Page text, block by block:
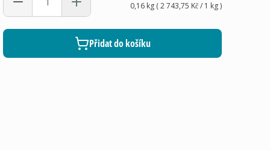
0,16 kg(2 743,75 Kč/ 1 kg)
Přidat do košíku